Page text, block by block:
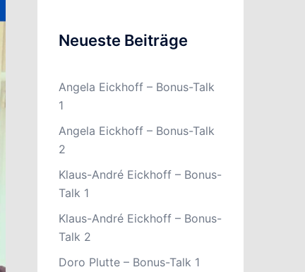
Neueste Beiträge
Angela Eickhoff – Bonus-Talk
1
Angela Eickhoff – Bonus-Talk
2
Klaus-André Eickhoff – Bonus-
Talk 1
Klaus-André Eickhoff – Bonus-
Talk 2
Doro Plutte – Bonus-Talk 1